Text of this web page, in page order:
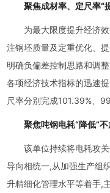
聚焦成材率、定尺率“
为最大限度提升经济
注钢坯质量及定重优化、
明确负偏差控制思路和调
各项经济技术指标的迅速
尺率分别完成101.39%、
聚焦吨钢电耗“降低”
该单位持续将电耗攻
导向相统一,从加强生产组
升精细化管理水平等着手,